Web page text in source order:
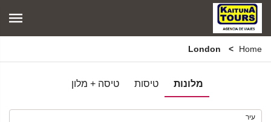
Home
מלונות טיסות טיסה + מלון
עיר